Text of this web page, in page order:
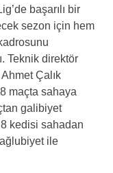
başarılı bir
sezon için hem
Teknik direktör
Çalık
maçta sahaya
galibiyet
8 kedisi sahadan
ile